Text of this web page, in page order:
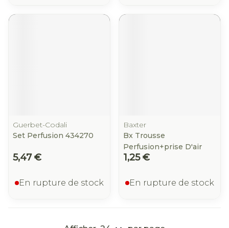
Guerbet-Codali
Set Perfusion 434270
5,47 €
En rupture de stock
Baxter
Bx Trousse
Perfusion+prise D'air
1,25 €
En rupture de stock